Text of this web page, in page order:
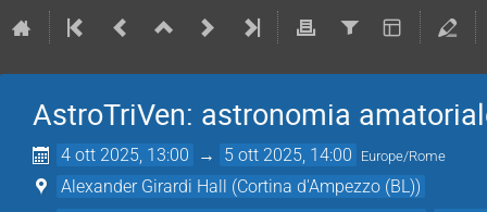
AstroTriVen: astronomia
4 ott 2025, 13:00 → 5 ott 2025, 14:00 Europe/Rome
Alexander Girardi Hall (Cortina d'Ampezzo (BL))